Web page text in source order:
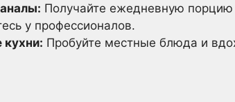
Получайте ежедневную порцию
у профессионалов.
кухни: Пробуйте местные блюда и